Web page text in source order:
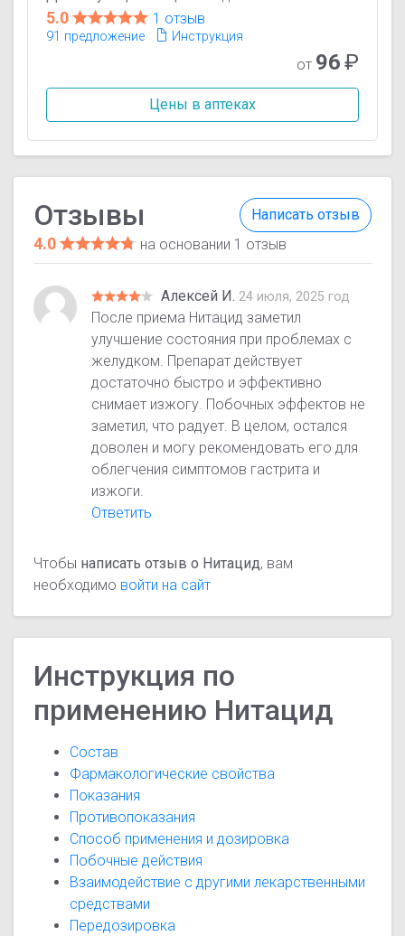
5.0 1 отзыв
91 предложение Инструкция
от 96₽
Цены в аптеках
Написать отзыв
Отзывы
4.0 на основании 1 отзыв
Алексей И. 24 июля, 2025 год
После приема Нитацид заметил
улучшение состояния при проблемах с
желудком. Препарат действует
достаточно быстро и эффективно
снимает изжогу. Побочных эффектов не
заметил, что радует. В целом, остался
доволен и могу рекомендовать его для
облегчения симптомов гастрита и
изжоги.
Ответить
Чтобы написать отзыв о Нитацид, вам
необходимо войти на сайт
Инструкция по
применению Нитацид
Состав
Фармакологические свойства
Показания
Противопоказания
Способ применения и дозировка
Побочные действия
Взаимодействие с другими лекарственными
средствами
Передозировка